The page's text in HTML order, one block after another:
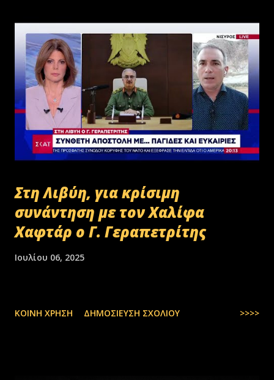
Στη Λιβύη, για κρίσιμη
συνάντηση με τον Χαλίφα
Χαφτάρ ο Γ. Γεραπετρίτης
Ιουλίου 06, 2025
ΚΟΙΝΉ ΧΡΉΣΗ ΔΗΜΟΣΊΕΥΣΗ ΣΧΟΛΊΟΥ >>>>